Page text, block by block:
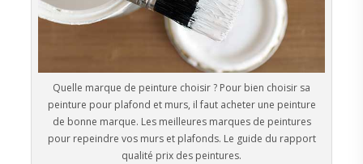
Quelle marque de peinture choisir ? Pour bien choisir sa
peinture pour plafond et murs, il faut acheter une peinture
de bonne marque. Les meilleures marques de peintures
pour repeindre vos murs et plafonds. Le guide du rapport
qualité prix des peintures.